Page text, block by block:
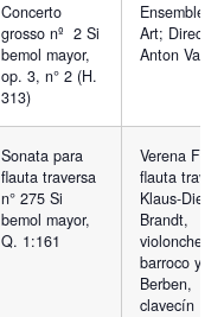
Concerto
grosso nº 2 Si
bemol mayor,
op. 3, n° 2 (H.
313)
Ensemble
Art; Director:
Anton
Sonata para
flauta traversa
n° 275 Si
bemol mayor,
Q. 1:161
Verena
flauta
Klaus-Dieter
Brandt,
violonchelo
barroco y
Berben,
clavecín